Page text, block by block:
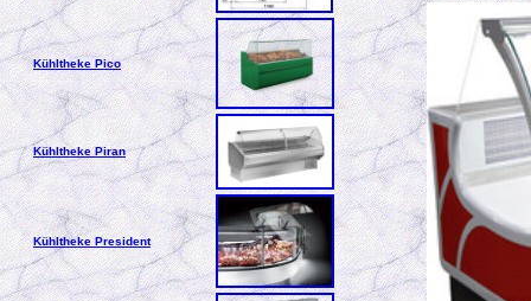
Kühltheke Pico
Kühltheke Piran
Kühltheke President